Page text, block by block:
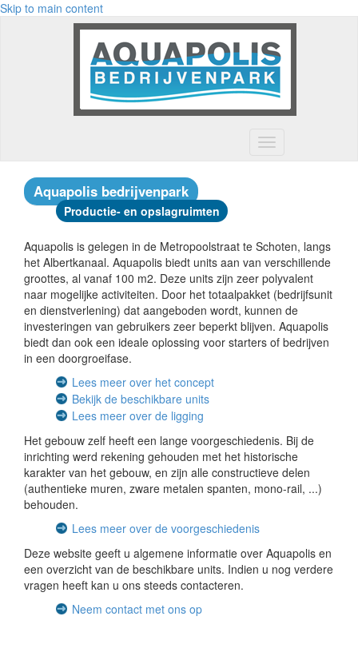
Skip to main content
Toggle
navigation
Aquapolis bedrijvenpark
Productie- en opslagruimten
Aquapolis is gelegen in de Metropoolstraat te Schoten, langs
het Albertkanaal. Aquapolis biedt units aan van verschillende
groottes, al vanaf 100 m2. Deze units zijn zeer polyvalent
naar mogelijke activiteiten. Door het totaalpakket (bedrijfsunit
en dienstverlening) dat aangeboden wordt, kunnen de
investeringen van gebruikers zeer beperkt blijven. Aquapolis
biedt dan ook een ideale oplossing voor starters of bedrijven
in een doorgroeifase.
Lees meer over het concept
Bekijk de beschikbare units
Lees meer over de ligging
Het gebouw zelf heeft een lange voorgeschiedenis. Bij de
inrichting werd rekening gehouden met het historische
karakter van het gebouw, en zijn alle constructieve delen
(authentieke muren, zware metalen spanten, mono-rail, ...)
behouden.
Lees meer over de voorgeschiedenis
Deze website geeft u algemene informatie over Aquapolis en
een overzicht van de beschikbare units. Indien u nog verdere
vragen heeft kan u ons steeds contacteren.
Neem contact met ons op